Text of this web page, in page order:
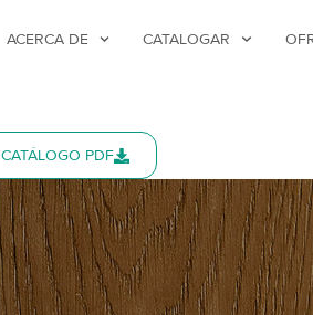
ACERCA DE CATALOGAR
CATÁLOGO PDF